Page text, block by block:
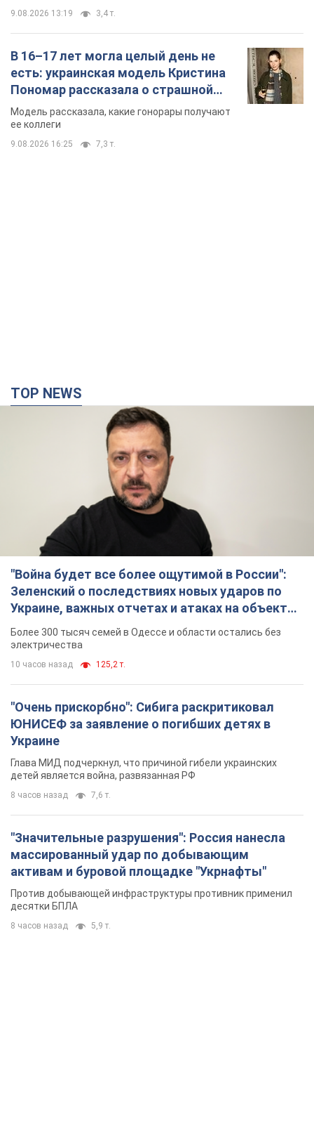
9.08.2026 13:19 3,4 т.
В 16–17 лет могла целый день не
есть: украинская модель Кристина
Пономар рассказала о страшной
стороне модельной карьеры
Модель рассказала, какие гонорары получают
ее коллеги
9.08.2026 16:25 7,3 т.
TOP NEWS
"Война будет все более ощутимой в России":
Зеленский о последствиях новых ударов по
Украине, важных отчетах и атаках на объекты
противника. Видео
Более 300 тысяч семей в Одессе и области остались без
электричества
10 часов назад 125,2 т.
"Очень прискорбно": Сибига раскритиковал
ЮНИСЕФ за заявление о погибших детях в
Украине
Глава МИД подчеркнул, что причиной гибели украинских
детей является война, развязанная РФ
8 часов назад 7,6 т.
"Значительные разрушения": Россия нанесла
массированный удар по добывающим
активам и буровой площадке "Укрнафты"
Против добывающей инфраструктуры противник применил
десятки БПЛА
8 часов назад 5,9 т.